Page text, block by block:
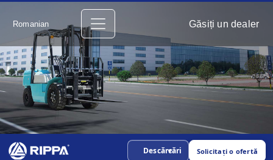
Romanian Găsiți un dealer
Descărcări Solicitați o ofertă